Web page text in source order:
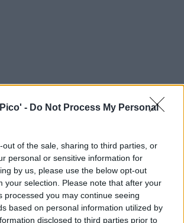
- Do Not Process My Personal
out of the sale, sharing to third parties, or
personal or sensitive information for
by us, please use the below opt-out
your selection. Please note that after your
processed you may continue seeing
based on personal information utilized by
disclosed to third parties prior to